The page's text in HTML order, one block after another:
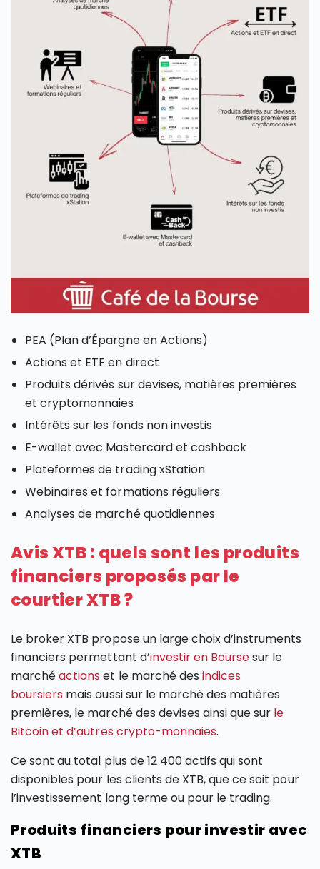
PEA (Plan d’Épargne en Actions)
Actions et ETF en direct
Produits dérivés sur devises, matières premières
et cryptomonnaies
Intérêts sur les fonds non investis
E-wallet avec Mastercard et cashback
Plateformes de trading xStation
Webinaires et formations réguliers
Analyses de marché quotidiennes
Avis XTB : quels sont les produits
financiers proposés par le
courtier XTB ?
Le broker XTB propose un large choix d’instruments
financiers permettant d’investir en Boursesur le
marchéactions et le marché des indices
boursiers mais aussi sur le marché des matières
premières, le marché des devises ainsi que sur le
Bitcoin et d’autres crypto-monnaies.
Ce sont au total plus de 12 400 actifs qui sont
disponibles pour les clients de XTB, que ce soit pour
l’investissement long terme ou pour le trading.
Produits financiers pour investir avec
XTB